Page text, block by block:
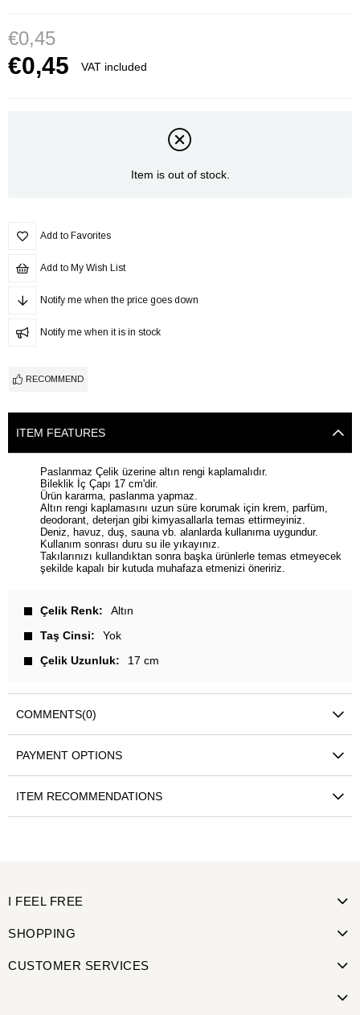
€0,45
VAT included
€0,45
Item is out of stock.
Add to Favorites
Add to My Wish List
Notify me when the price goes down
Notify me when it is in stock
RECOMMEND
ITEM FEATURES
Paslanmaz Çelik üzerine altın rengi kaplamalıdır.
Bileklik İç Çapı 17 cm'dir.
Ürün kararma, paslanma yapmaz.
Altın rengi kaplamasını uzun süre korumak için krem, parfüm,
deodorant, deterjan gibi kimyasallarla temas ettirmeyiniz.
Deniz, havuz, duş, sauna vb. alanlarda kullanıma uygundur.
Kullanım sonrası duru su ile yıkayınız.
Takılarınızı kullandıktan sonra başka ürünlerle temas etmeyecek
şekilde kapalı bir kutuda muhafaza etmenizi öneririz.
Çelik Renk
Altın
Taş Cinsi
Yok
Çelik Uzunluk
17 cm
COMMENTS(0)
PAYMENT OPTIONS
ITEM RECOMMENDATIONS
I FEEL FREE
SHOPPING
CUSTOMER SERVICES